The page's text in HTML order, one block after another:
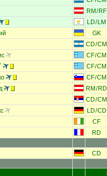
RM / RF
LD/ LM
GK
CD/CM
CF/CM
CF/CM
CF/CM
RM / RD
CD/CM
LD/CD
CF
RD
CD